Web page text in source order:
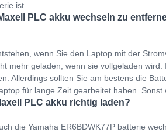
ist.
PLC akku wechseln zu
wenn Sie den Laptop mit der
mehr geladen, wenn sie vollgeladen wird.
Allerdings sollten Sie am bestens die
für lange Zeit gearbeitet haben. Sonst
PLC akku richtig laden?
die Yamaha ER6BDWK77P batterie